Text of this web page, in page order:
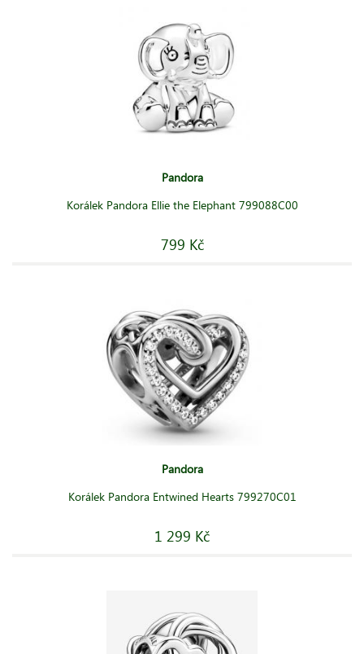
Pandora
Korálek Pandora Ellie the Elephant 799088C00
799 Kč
Pandora
Korálek Pandora Entwined Hearts 799270C01
1 299 Kč